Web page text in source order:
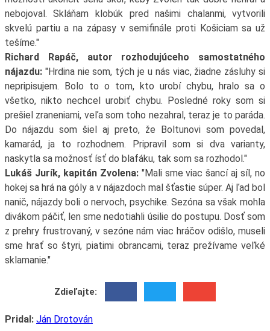
nebojoval. Skláňam klobúk pred našimi chalanmi, vytvorili
skvelú partiu a na zápasy v semifinále proti Košiciam sa už
tešíme."
Richard Rapáč, autor rozhodujúceho samostatného
nájazdu:"Hrdina nie som, tých je u nás viac, žiadne zásluhy si
nepripisujem. Bolo to o tom, kto urobí chybu, hralo sa o
všetko, nikto nechcel urobiť chybu. Posledné roky som si
prešiel zraneniami, veľa som toho nezahral, teraz je to paráda.
Do nájazdu som šiel aj preto, že Boltunovi som povedal,
kamarád, ja to rozhodnem. Pripravil som si dva varianty,
naskytla sa možnosť ísť do blafáku, tak som sa rozhodol."
Lukáš Jurík, kapitán Zvolena:"Mali sme viac šancí aj síl, no
hokej sa hrá na góly a v nájazdoch mal šťastie súper. Aj ľad bol
nanič, nájazdy boli o nervoch, psychike. Sezóna sa však mohla
divákom páčiť, len sme nedotiahli úsilie do postupu. Dosť som
z prehry frustrovaný, v sezóne nám viac hráčov odišlo, museli
sme hrať so štyri, piatimi obrancami, teraz prežívame veľké
sklamanie."
Zdieľajte:
Pridal: Ján Drotován